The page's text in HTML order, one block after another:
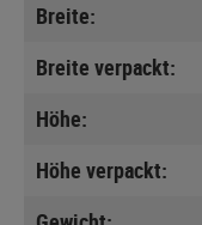
Breite:
Breite verpackt:
Höhe:
Höhe verpackt: